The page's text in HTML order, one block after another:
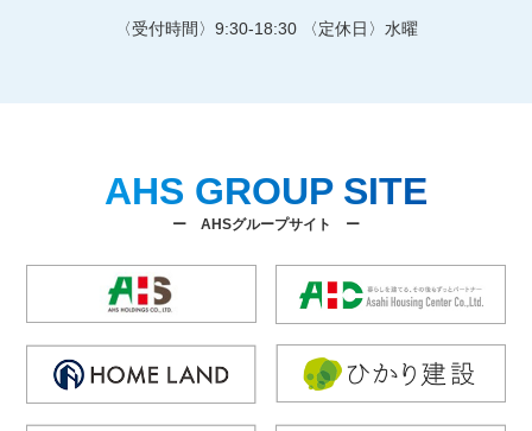
〈受付時間〉9:30-18:30 〈定休日〉水曜
AHS GROUP SITE
ー AHSグループサイト ー